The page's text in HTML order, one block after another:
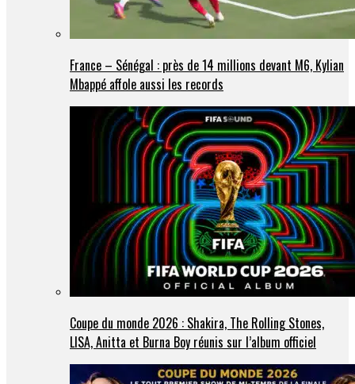
France – Sénégal : près de 14 millions devant M6, Kylian
Mbappé affole aussi les records
Coupe du monde 2026 : Shakira, The Rolling Stones,
LISA, Anitta et Burna Boy réunis sur l’album officiel